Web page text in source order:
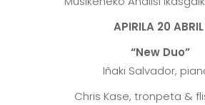
APIRILA 20 ABRIL
“New Duo”
Iñaki Salvador,
Chris Kase, tronpeta &